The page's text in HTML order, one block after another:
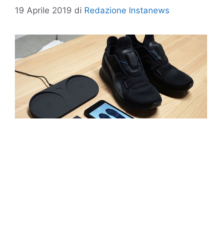
19 Aprile 2019 di Redazione Instanews